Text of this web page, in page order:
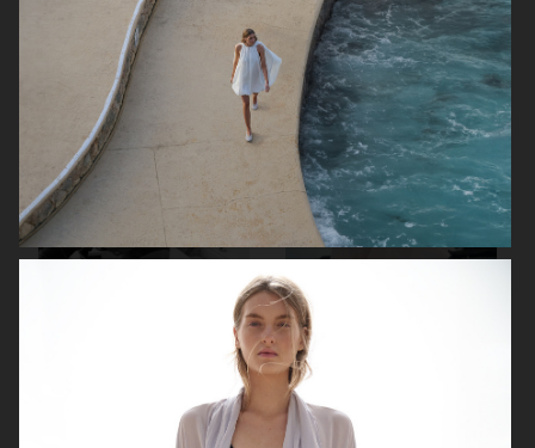
SCANDINAVIA S/S/A/W
ELLE SWEDEN